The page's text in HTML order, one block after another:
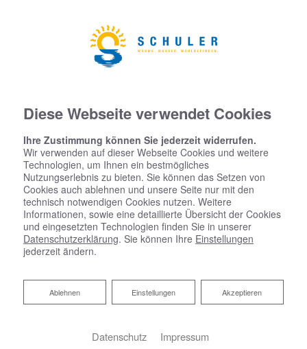
Diese Webseite verwendet Cookies
Ihre Zustimmung können Sie jederzeit widerrufen.
Wir verwenden auf dieser Webseite Cookies und weitere
Technologien, um Ihnen ein bestmögliches
Nutzungserlebnis zu bieten. Sie können das Setzen von
Cookies auch ablehnen und unsere Seite nur mit den
technisch notwendigen Cookies nutzen. Weitere
Informationen, sowie eine detaillierte Übersicht der Cookies
und eingesetzten Technologien finden Sie in unserer
Datenschutzerklärung. Sie können Ihre Einstellungen
jederzeit ändern.
Akzeptieren
Einstellungen
Ablehnen
Ablehnen
Datenschutz Impressum